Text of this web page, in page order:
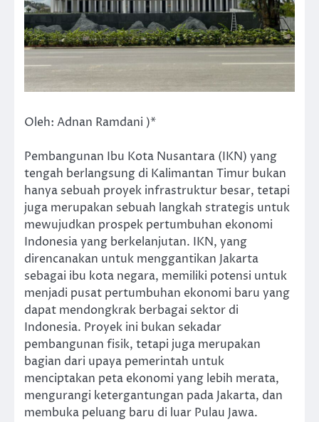
Oleh: Adnan Ramdani )*
Pembangunan Ibu Kota Nusantara (IKN) yang
tengah berlangsung di Kalimantan Timur bukan
hanya sebuah proyek infrastruktur besar, tetapi
juga merupakan sebuah langkah strategis untuk
mewujudkan prospek pertumbuhan ekonomi
Indonesia yang berkelanjutan. IKN, yang
direncanakan untuk menggantikan Jakarta
sebagai ibu kota negara, memiliki potensi untuk
menjadi pusat pertumbuhan ekonomi baru yang
dapat mendongkrak berbagai sektor di
Indonesia. Proyek ini bukan sekadar
pembangunan fisik, tetapi juga merupakan
bagian dari upaya pemerintah untuk
menciptakan peta ekonomi yang lebih merata,
mengurangi ketergantungan pada Jakarta, dan
membuka peluang baru di luar Pulau Jawa.